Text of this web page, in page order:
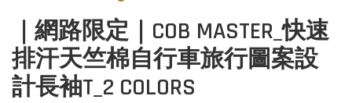
｜網路限定｜COB MASTER_快速
排汗天竺棉自行車旅行圖案設
計長袖T_2 COLORS